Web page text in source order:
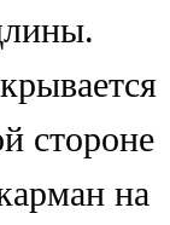
стороне
на